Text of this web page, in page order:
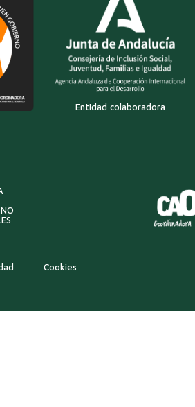
Entidad colaboradora
Cookies